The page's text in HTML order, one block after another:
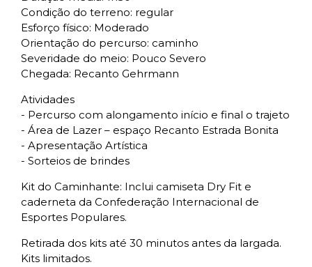
Condição do terreno: regular
Esforço físico: Moderado
Orientação do percurso: caminho
Severidade do meio: Pouco Severo
Chegada: Recanto Gehrmann
Atividades
- Percurso com alongamento início e final o trajeto
- Área de Lazer – espaço Recanto Estrada Bonita
- Apresentação Artística
- Sorteios de brindes
Kit do Caminhante: Inclui camiseta Dry Fit e
caderneta da Confederação Internacional de
Esportes Populares.
Retirada dos kits até 30 minutos antes da largada.
Kits limitados.